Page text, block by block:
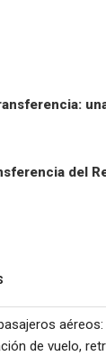
del
aéreos:
de vuelo,